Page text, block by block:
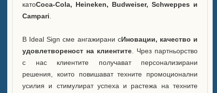
катоCoca-Cola, Heineken, Budweiser, Schweppes и
Campari
В Ideal Sign сме ангажирани сИновации, качество и
удовлетвореност на клиентите . Чрез партньорство
с нас клиентите получават персонализирани
решения, които повишават техните промоционални
усилия и стимулират успеха и растежа на техните